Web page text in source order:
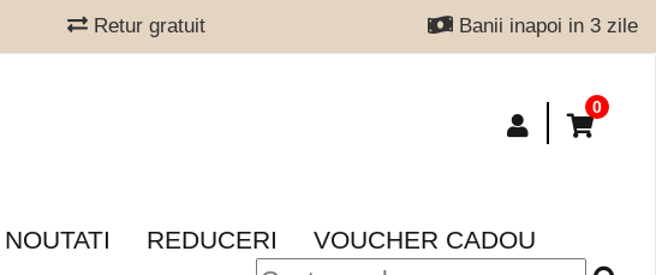
Retur gratuit Banii inapoi in 3 zile
0
NOUTATI REDUCERI VOUCHER CADOU